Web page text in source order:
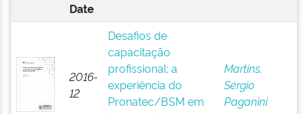
Date
2016-
12
Desafios de
capacitação
profissional: a
experiência do
Pronatec/BSM em
Martins,
Sérgio
Paganini